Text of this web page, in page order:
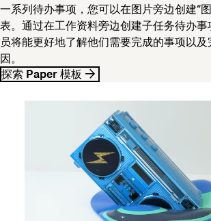
一系列待办事项，您可以在图片旁边创建“
表。通过在工作资料旁边创建子任务待办
员将能更好地了解他们需要完成的事项以
因。
探索 Paper 模板